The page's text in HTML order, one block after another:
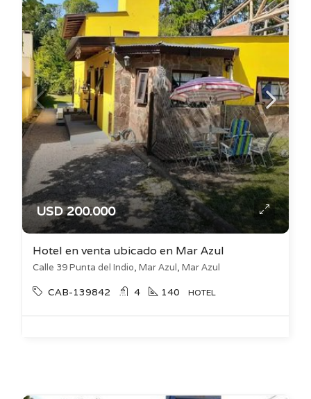
USD 200.000
Hotel en venta ubicado en Mar Azul
Calle 39 Punta del Indio, Mar Azul, Mar Azul
CAB-139842 4 140 HOTEL